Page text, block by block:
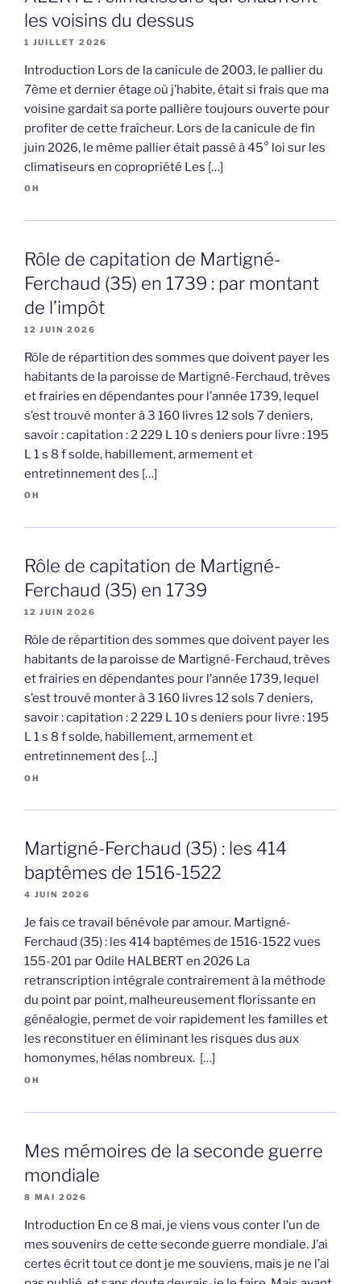
les voisins du dessus
1 JUILLET 2026
Introduction Lors de la canicule de 2003, le pallier du
7ème et dernier étage où j’habite, était si frais que ma
voisine gardait sa porte pallière toujours ouverte pour
profiter de cette fraîcheur. Lors de la canicule de fin
juin 2026, le même pallier était passé à 45° loi sur les
climatiseurs en copropriété Les […]
OH
Rôle de capitation de Martigné-
Ferchaud (35) en 1739 : par montant
de l’impôt
12 JUIN 2026
Rôle de répartition des sommes que doivent payer les
habitants de la paroisse de Martigné-Ferchaud, trèves
et frairies en dépendantes pour l’année 1739, lequel
s’est trouvé monter à 3 160 livres 12 sols 7 deniers,
savoir : capitation : 2 229 L 10 s deniers pour livre : 195
L 1 s 8 f solde, habillement, armement et
entretinnement des […]
OH
Rôle de capitation de Martigné-
Ferchaud (35) en 1739
12 JUIN 2026
Rôle de répartition des sommes que doivent payer les
habitants de la paroisse de Martigné-Ferchaud, trèves
et frairies en dépendantes pour l’année 1739, lequel
s’est trouvé monter à 3 160 livres 12 sols 7 deniers,
savoir : capitation : 2 229 L 10 s deniers pour livre : 195
L 1 s 8 f solde, habillement, armement et
entretinnement des […]
OH
Martigné-Ferchaud (35) : les 414
baptêmes de 1516-1522
4 JUIN 2026
Je fais ce travail bénévole par amour. Martigné-
Ferchaud (35) : les 414 baptêmes de 1516-1522 vues
155-201 par Odile HALBERT en 2026 La
retranscription intégrale contrairement à la méthode
du point par point, malheureusement florissante en
généalogie, permet de voir rapidement les familles et
les reconstituer en éliminant les risques dus aux
homonymes, hélas nombreux. […]
OH
Mes mémoires de la seconde guerre
mondiale
8 MAI 2026
Introduction En ce 8 mai, je viens vous conter l’un de
mes souvenirs de cette seconde guerre mondiale. J’ai
certes écrit tout ce dont je me souviens, mais je ne l’ai